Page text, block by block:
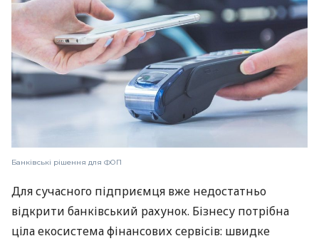
Банківські рішення для ФОП
Для сучасного підприємця вже недостатньо
відкрити банківський рахунок. Бізнесу потрібна
ціла екосистема фінансових сервісів: швидке